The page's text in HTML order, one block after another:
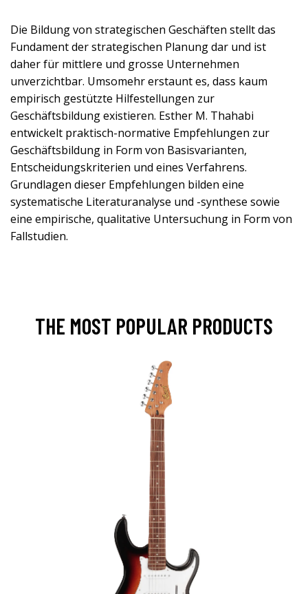
Die Bildung von strategischen Geschäften stellt das
Fundament der strategischen Planung dar und ist
daher für mittlere und grosse Unternehmen
unverzichtbar. Umsomehr erstaunt es, dass kaum
empirisch gestützte Hilfestellungen zur
Geschäftsbildung existieren. Esther M. Thahabi
entwickelt praktisch-normative Empfehlungen zur
Geschäftsbildung in Form von Basisvarianten,
Entscheidungskriterien und eines Verfahrens.
Grundlagen dieser Empfehlungen bilden eine
systematische Literaturanalyse und -synthese sowie
eine empirische, qualitative Untersuchung in Form von
Fallstudien.
THE MOST POPULAR PRODUCTS